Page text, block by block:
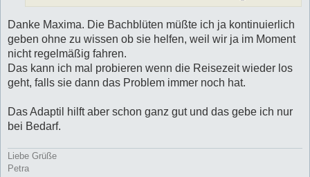
Danke Maxima. Die Bachblüten müßte ich ja kontinuierlich
geben ohne zu wissen ob sie helfen, weil wir ja im Moment
nicht regelmäßig fahren.
Das kann ich mal probieren wenn die Reisezeit wieder los
geht, falls sie dann das Problem immer noch hat.
Das Adaptil hilft aber schon ganz gut und das gebe ich nur
bei Bedarf.
Liebe Grüße
Petra